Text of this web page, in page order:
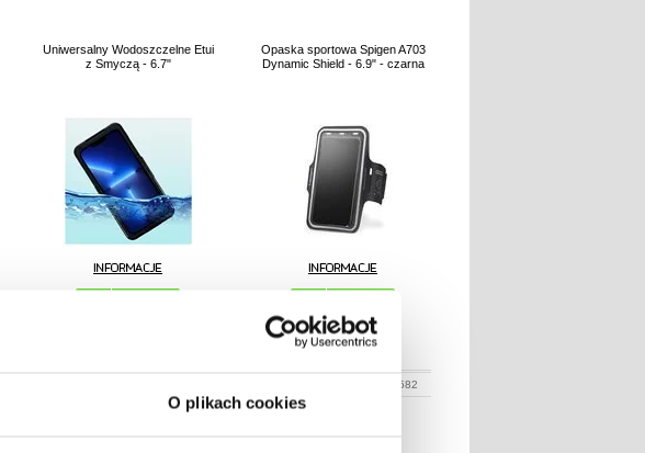
O plikach cookies
Uniwersalny Wodoszczelne Etui
z Smyczą - 6.7"
Opaska sportowa Spigen A703
Dynamic Shield - 6.9" - czarna
3006582